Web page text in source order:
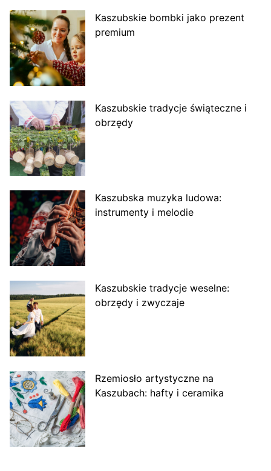
Kaszubskie bombki jako prezent
premium
Kaszubskie tradycje świąteczne i
obrzędy
Kaszubska muzyka ludowa:
instrumenty i melodie
Kaszubskie tradycje weselne:
obrzędy i zwyczaje
Rzemiosło artystyczne na
Kaszubach: hafty i ceramika